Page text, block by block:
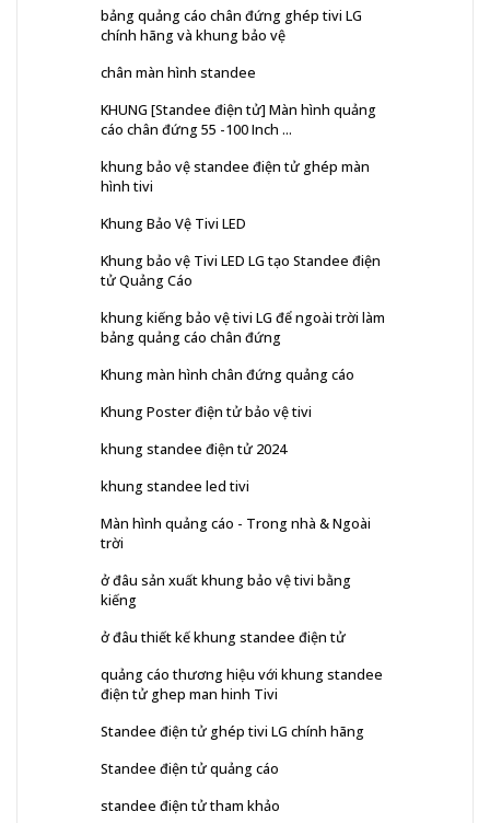
bảng quảng cáo chân đứng ghép tivi LG
chính hãng và khung bảo vệ
chân màn hình standee
KHUNG [Standee điện tử] Màn hình quảng
cáo chân đứng 55 -100 Inch ...
khung bảo vệ standee điện tử ghép màn
hình tivi
Khung Bảo Vệ Tivi LED
Khung bảo vệ Tivi LED LG tạo Standee điện
tử Quảng Cáo
khung kiếng bảo vệ tivi LG để ngoài trời làm
bảng quảng cáo chân đứng
Khung màn hình chân đứng quảng cáo
Khung Poster điện tử bảo vệ tivi
khung standee điện tử 2024
khung standee led tivi
Màn hình quảng cáo - Trong nhà & Ngoài
trời
ở đâu sản xuất khung bảo vệ tivi bằng
kiếng
ở đâu thiết kế khung standee điện tử
quảng cáo thương hiệu với khung standee
điện tử ghep man hinh Tivi
Standee điện tử ghép tivi LG chính hãng
Standee điện tử quảng cáo
standee điện tử tham khảo